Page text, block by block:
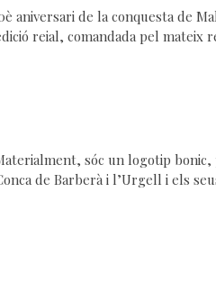
aniversari de la conquesta
reial, comandada pel
sóc un logotip
de Barberà i l’Urgell i els